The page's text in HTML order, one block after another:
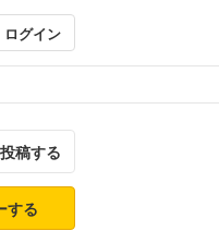
ログイン
稿する
する